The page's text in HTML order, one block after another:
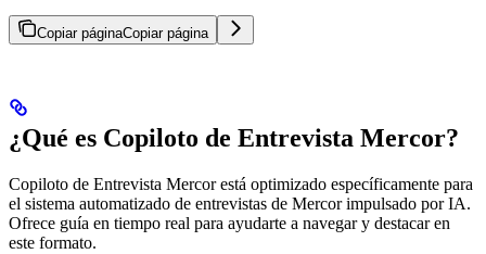
Copiar páginaCopiar página
¿Qué es Copiloto de Entrevista Mercor?
Copiloto de Entrevista Mercor está optimizado específicamente para
el sistema automatizado de entrevistas de Mercor impulsado por IA.
Ofrece guía en tiempo real para ayudarte a navegar y destacar en
este formato.